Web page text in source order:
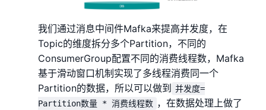
我们通过消息中间件Mafka来提高并发度，在
Topic的维度拆分多个Partition，不同的
ConsumerGroup配置不同的消费线程数，Mafka
基于滑动窗口机制实现了多线程消费同一个
Partition的数据，所以可以做到
并发度=
Partition数量 * 消费线程数 ，在数据处理上做了